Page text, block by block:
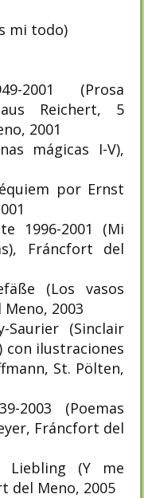
mi todo)
2001 (Prosa
Reichert, 5
2001
mágicas I-V),
por Ernst
1996-2001 (Mi
Fráncfort del
(Los vasos
2003
Saurier (Sinclair
con ilustraciones
St. Pölten,
2003 (Poemas
Fráncfort del
Liebling (Y me
del Meno, 2005